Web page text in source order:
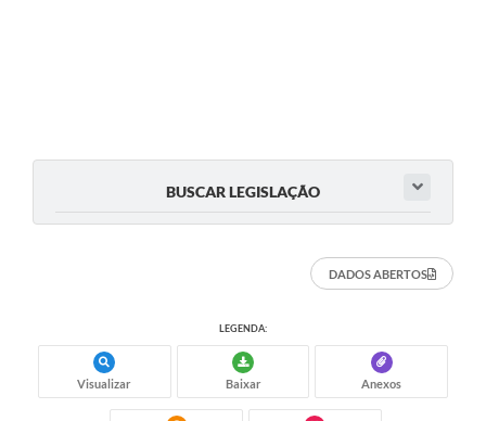
BUSCAR LEGISLAÇÃO
DADOS ABERTOS
LEGENDA:
Visualizar Baixar Anexos